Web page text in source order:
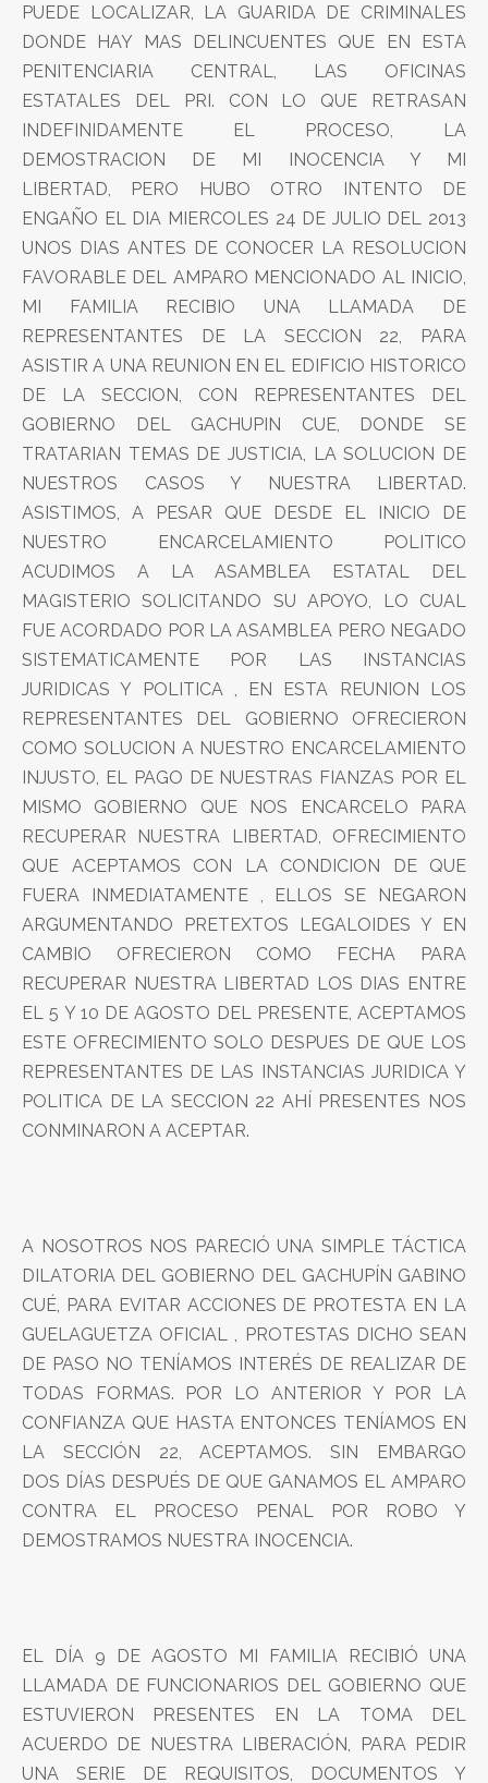
PUEDE LOCALIZAR, LA GUARIDA DE CRIMINALES
DONDE HAY MAS DELINCUENTES QUE EN ESTA
PENITENCIARIA CENTRAL, LAS OFICINAS
ESTATALES DEL PRI. CON LO QUE RETRASAN
INDEFINIDAMENTE EL PROCESO, LA
DEMOSTRACION DE MI INOCENCIA Y MI
LIBERTAD, PERO HUBO OTRO INTENTO DE
ENGAÑO EL DIA MIERCOLES 24 DE JULIO DEL 2013
UNOS DIAS ANTES DE CONOCER LA RESOLUCION
FAVORABLE DEL AMPARO MENCIONADO AL INICIO,
MI FAMILIA RECIBIO UNA LLAMADA DE
REPRESENTANTES DE LA SECCION 22, PARA
ASISTIR A UNA REUNION EN EL EDIFICIO HISTORICO
DE LA SECCION, CON REPRESENTANTES DEL
GOBIERNO DEL GACHUPIN CUE, DONDE SE
TRATARIAN TEMAS DE JUSTICIA, LA SOLUCION DE
NUESTROS CASOS Y NUESTRA LIBERTAD.
ASISTIMOS, A PESAR QUE DESDE EL INICIO DE
NUESTRO ENCARCELAMIENTO POLITICO
ACUDIMOS A LA ASAMBLEA ESTATAL DEL
MAGISTERIO SOLICITANDO SU APOYO, LO CUAL
FUE ACORDADO POR LA ASAMBLEA PERO NEGADO
SISTEMATICAMENTE POR LAS INSTANCIAS
JURIDICAS Y POLITICA , EN ESTA REUNION LOS
REPRESENTANTES DEL GOBIERNO OFRECIERON
COMO SOLUCION A NUESTRO ENCARCELAMIENTO
INJUSTO, EL PAGO DE NUESTRAS FIANZAS POR EL
MISMO GOBIERNO QUE NOS ENCARCELO PARA
RECUPERAR NUESTRA LIBERTAD, OFRECIMIENTO
QUE ACEPTAMOS CON LA CONDICION DE QUE
FUERA INMEDIATAMENTE , ELLOS SE NEGARON
ARGUMENTANDO PRETEXTOS LEGALOIDES Y EN
CAMBIO OFRECIERON COMO FECHA PARA
RECUPERAR NUESTRA LIBERTAD LOS DIAS ENTRE
EL 5 Y 10 DE AGOSTO DEL PRESENTE, ACEPTAMOS
ESTE OFRECIMIENTO SOLO DESPUES DE QUE LOS
REPRESENTANTES DE LAS INSTANCIAS JURIDICA Y
POLITICA DE LA SECCION 22 AHÍ PRESENTES NOS
CONMINARON A ACEPTAR.
A NOSOTROS NOS PARECIÓ UNA SIMPLE TÁCTICA
DILATORIA DEL GOBIERNO DEL GACHUPÍN GABINO
CUÉ, PARA EVITAR ACCIONES DE PROTESTA EN LA
GUELAGUETZA OFICIAL , PROTESTAS DICHO SEAN
DE PASO NO TENÍAMOS INTERÉS DE REALIZAR DE
TODAS FORMAS. POR LO ANTERIOR Y POR LA
CONFIANZA QUE HASTA ENTONCES TENÍAMOS EN
LA SECCIÓN 22, ACEPTAMOS. SIN EMBARGO
DOS DÍAS DESPUÉS DE QUE GANAMOS EL AMPARO
CONTRA EL PROCESO PENAL POR ROBO Y
DEMOSTRAMOS NUESTRA INOCENCIA.
EL DÍA 9 DE AGOSTO MI FAMILIA RECIBIÓ UNA
LLAMADA DE FUNCIONARIOS DEL GOBIERNO QUE
ESTUVIERON PRESENTES EN LA TOMA DEL
ACUERDO DE NUESTRA LIBERACIÓN, PARA PEDIR
UNA SERIE DE REQUISITOS, DOCUMENTOS Y